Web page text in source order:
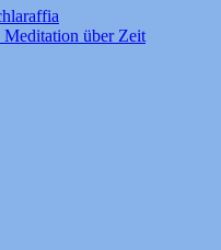
Meditation über Zeit